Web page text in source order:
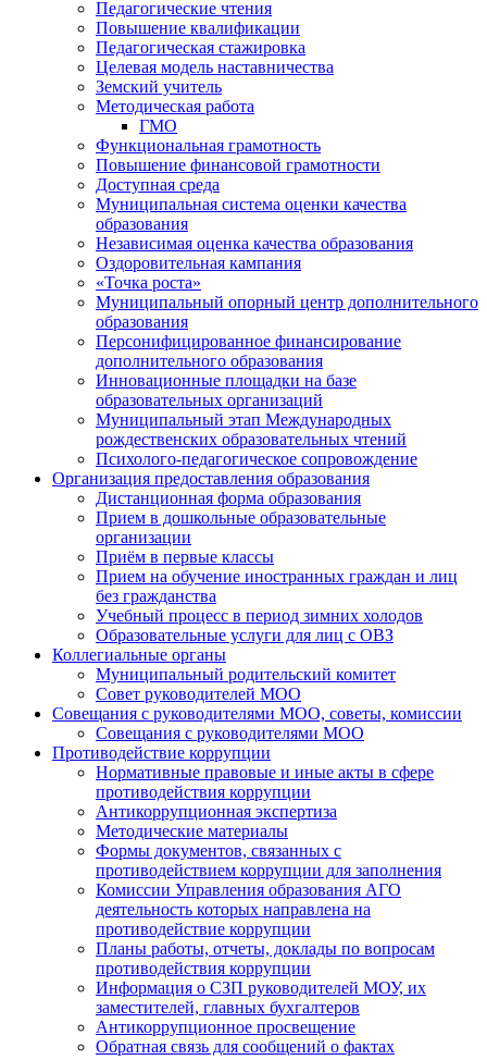
Педагогические чтения
Повышение квалификации
Педагогическая стажировка
Целевая модель наставничества
Земский учитель
Методическая работа
ГМО
Функциональная грамотность
Повышение финансовой грамотности
Доступная среда
Муниципальная система оценки качества
образования
Независимая оценка качества образования
Оздоровительная кампания
«Точка роста»
Муниципальный опорный центр дополнительного
образования
Персонифицированное финансирование
дополнительного образования
Инновационные площадки на базе
образовательных организаций
Муниципальный этап Международных
рождественских образовательных чтений
Психолого-педагогическое сопровождение
Организация предоставления образования
Дистанционная форма образования
Прием в дошкольные образовательные
организации
Приём в первые классы
Прием на обучение иностранных граждан и лиц
без гражданства
Учебный процесс в период зимних холодов
Образовательные услуги для лиц с ОВЗ
Коллегиальные органы
Муниципальный родительский комитет
Совет руководителей МОО
Совещания с руководителями МОО, советы, комиссии
Совещания с руководителями МОО
Противодействие коррупции
Нормативные правовые и иные акты в сфере
противодействия коррупции
Антикоррупционная экспертиза
Методические материалы
Формы документов, связанных с
противодействием коррупции для заполнения
Комиссии Управления образования АГО
деятельность которых направлена на
противодействие коррупции
Планы работы, отчеты, доклады по вопросам
противодействия коррупции
Информация о СЗП руководителей МОУ, их
заместителей, главных бухгалтеров
Антикоррупционное просвещение
Обратная связь для сообщений о фактах